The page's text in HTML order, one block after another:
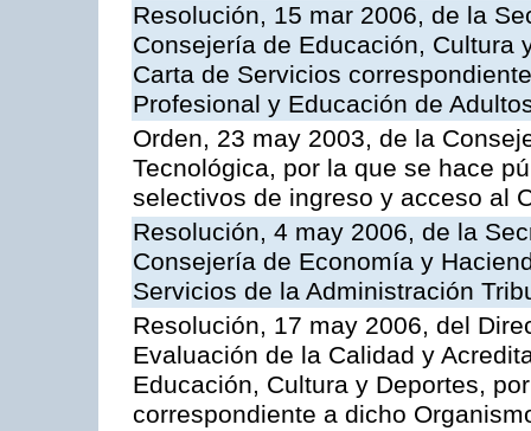
Resolución, 15 mar 2006, de la
Consejería de Educación, Cultura
Carta de Servicios
Profesional y Educación de
Orden, 23 may 2003, de la
Tecnológica, por la que se hace
selectivos de ingreso y acceso al
Resolución, 4 may 2006, de la
Consejería de Economía y
Servicios de la Administración
Resolución, 17 may 2006, del
Evaluación de la Calidad y
Educación, Cultura y Deportes,
correspondiente a dicho